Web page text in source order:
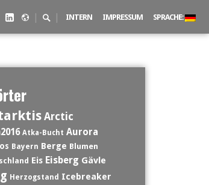
FlickrLinkedIN
500px
| Suchschalter
| INTERN IMPRESSUM SPRACHE:
Arctic
Atka-Bucht Aurora
Bayern Berge Blumen
Eis Eisberg Gävle
Herzogstand Icebreaker